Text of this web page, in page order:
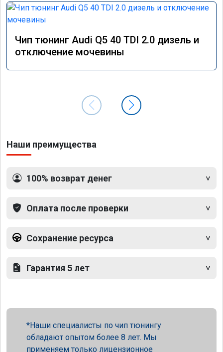
Чип тюнинг Audi Q5 40 TDI 2.0 дизель и
отключение мочевины
Наши преимущества
100% возврат денег
Оплата после проверки
Сохранение ресурса
Гарантия 5 лет
Наши специалисты по чип тюнингу
обладают опытом более 8 лет. Мы
применяем только лицензионное